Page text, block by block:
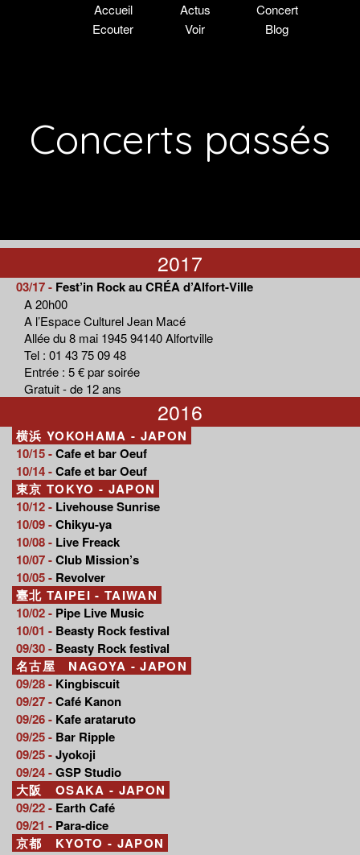
Accueil Actus
Concert
Ecouter
Voir Blog
Concerts passés
2017
03/17 - Fest’in Rock au CRÉA d’Alfort-Ville
A 20h00
A l’Espace Culturel Jean Macé
Allée du 8 mai 1945 94140 Alfortville
Tel : 01 43 75 09 48
Entrée : 5 € par soirée
Gratuit - de 12 ans
2016
横浜 YOKOHAMA - JAPON
10/15 -Cafe et bar Oeuf
10/14 -Cafe et bar Oeuf
東京 TOKYO - JAPON
10/12 - Livehouse Sunrise
10/09 -Chikyu-ya
10/08 - Live Freack
10/07 -Club Mission’s
10/05 - Revolver
臺北 TAIPEI - TAIWAN
10/02 - Pipe Live Music
10/01 - Beasty Rock festival
09/30 - Beasty Rock festival
名古屋 NAGOYA - JAPON
09/28 - Kingbiscuit
09/27 -Café Kanon
09/26 - Kafe arataruto
09/25 - Bar Ripple
09/25 -Jyokoji
09/24 -GSP Studio
大阪 OSAKA - JAPON
09/22 - Earth Café
09/21 - Para-dice
京都 KYOTO - JAPON